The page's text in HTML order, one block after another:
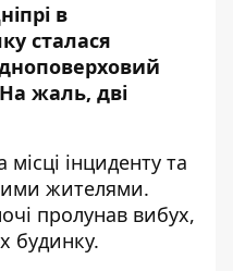
в
сталася
жаль, дві
інциденту та
жителями.
пролунав вибух,
будинку.